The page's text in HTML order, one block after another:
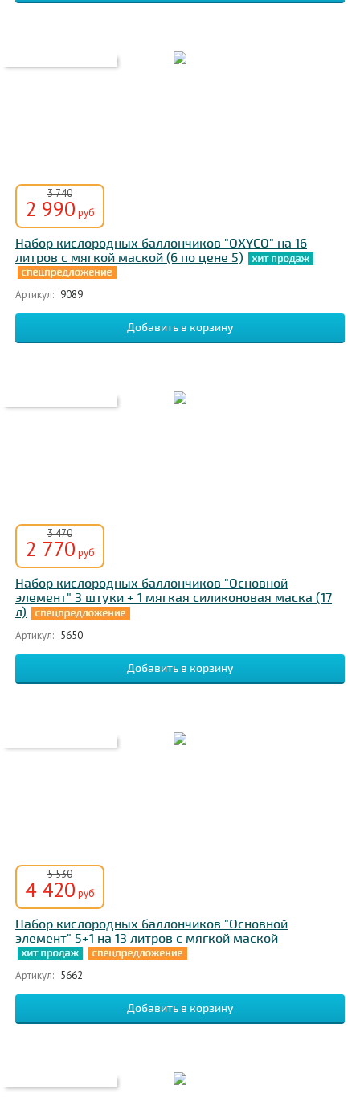
3 740
2 990 руб
Набор кислородных баллончиков "OXYCO" на 16
литров с мягкой маской (6 по цене 5)
Артикул: 9089
3 470
2 770 руб
Набор кислородных баллончиков "Основной
элемент" 3 штуки + 1 мягкая силиконовая маска (17
л)
Артикул: 5650
5 530
4 420 руб
Набор кислородных баллончиков "Основной
элемент" 5+1 на 13 литров с мягкой маской
Артикул: 5662